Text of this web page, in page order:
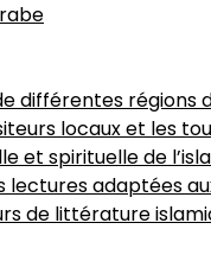
différentes régions
locaux et les
et spirituelle de
adaptées
de littérature